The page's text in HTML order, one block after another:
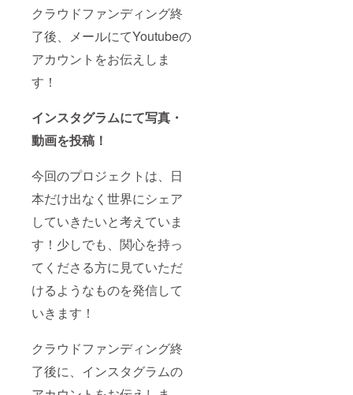
クラウドファンディング終
了後、メールにてYoutubeの
アカウントをお伝えしま
す！
インスタグラムにて写真・
動画を投稿！
今回のプロジェクトは、日
本だけ出なく世界にシェア
していきたいと考えていま
す！少しでも、関心を持っ
てくださる方に見ていただ
けるようなものを発信して
いきます！
クラウドファンディング終
了後に、インスタグラムの